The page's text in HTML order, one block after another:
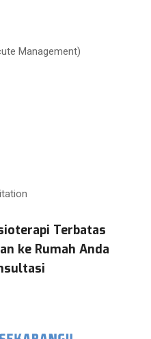
Management)
Terbatas
ke Rumah Anda